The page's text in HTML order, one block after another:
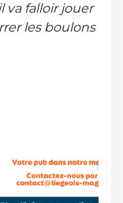
va falloir jouer
les boulons